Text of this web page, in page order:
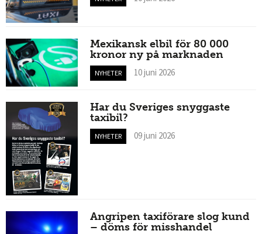
Mexikansk elbil för 80 000
kronor ny på marknaden
NYHETER 10 juni 2026
Har du Sveriges snyggaste
taxibil?
NYHETER 09 juni 2026
Angripen taxiförare slog kund
– döms för misshandel